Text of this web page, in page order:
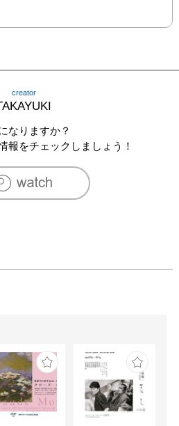
creator
なりますか？
報をチェックしましょう！